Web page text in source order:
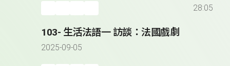
28:05
103- 生活法語一 訪談：法國戲劇
2025-09-05